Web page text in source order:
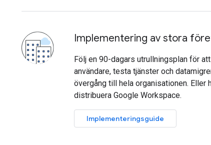
Implementering av stora
Följ en 90-dagars utrullningsplan för
användare, testa tjänster och
övergång till hela organisationen. Eller
distribuera Google Workspace.
Implementeringsguide